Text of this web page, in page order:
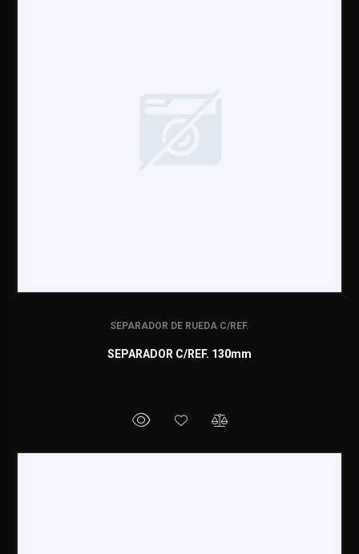
SEPARADOR DE RUEDA C/REF.
SEPARADOR C/REF. 130mm